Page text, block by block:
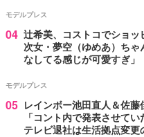
モデルプレス
04 辻希美、コストコでショッ
次女・夢空（ゆめあ）ちゃ
なしてる感じが可愛すぎ」
モデルプレス
05 レインボー池田直人＆佐
「コント内で発表させて
テレビ退社は生活拠点変更